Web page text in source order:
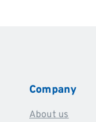
Company
About us